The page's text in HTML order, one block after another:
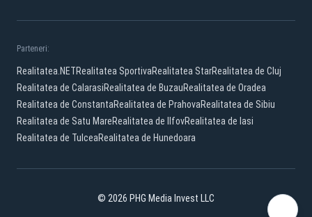
Parteneri:
Realitatea.NETRealitatea SportivaRealitatea StarRealitatea de Cluj
Realitatea de CalarasiRealitatea de BuzauRealitatea de Oradea
Realitatea de ConstantaRealitatea de PrahovaRealitatea de Sibiu
Realitatea de Satu MareRealitatea de IlfovRealitatea de Iasi
Realitatea de TulceaRealitatea de Hunedoara
© 2026 PHG Media Invest LLC